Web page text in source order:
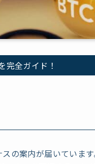
完全ガイド！
の案内が届いていま